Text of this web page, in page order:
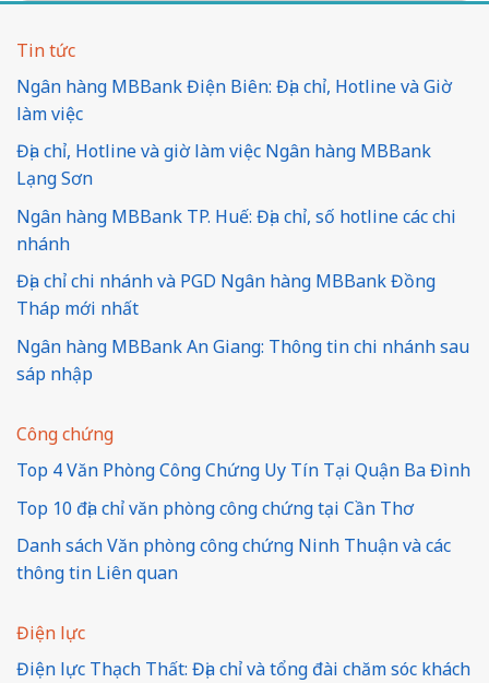
Tin tức
Ngân hàng MBBank Điện Biên: Địa chỉ, Hotline và Giờ
làm việc
Địa chỉ, Hotline và giờ làm việc Ngân hàng MBBank
Lạng Sơn
Ngân hàng MBBank TP. Huế: Địa chỉ, số hotline các chi
nhánh
Địa chỉ chi nhánh và PGD Ngân hàng MBBank Đồng
Tháp mới nhất
Ngân hàng MBBank An Giang: Thông tin chi nhánh sau
sáp nhập
Công chứng
Top 4 Văn Phòng Công Chứng Uy Tín Tại Quận Ba Đình
Top 10 địa chỉ văn phòng công chứng tại Cần Thơ
Danh sách Văn phòng công chứng Ninh Thuận và các
thông tin Liên quan
Điện lực
Điện lực Thạch Thất: Địa chỉ và tổng đài chăm sóc khách